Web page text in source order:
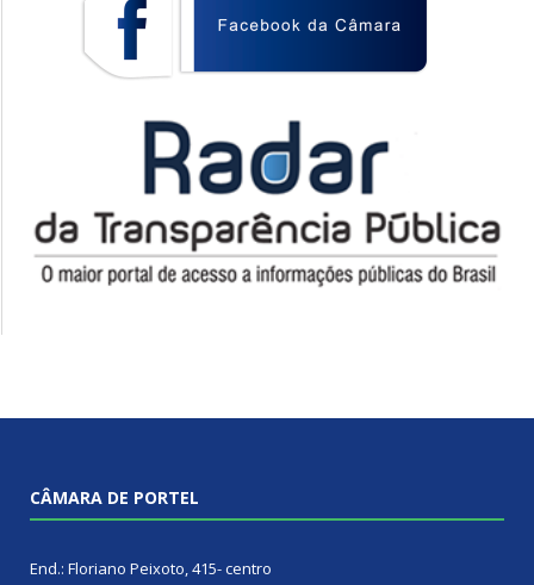
CÂMARA DE PORTEL
End.: Floriano Peixoto, 415- centro